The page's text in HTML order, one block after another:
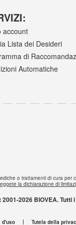
account
Lista dei Desideri
di
Automatiche
d'uso Tutela della
2026 BIOVEA. Tutti
o trattamenti di cura
la dichiarazione di